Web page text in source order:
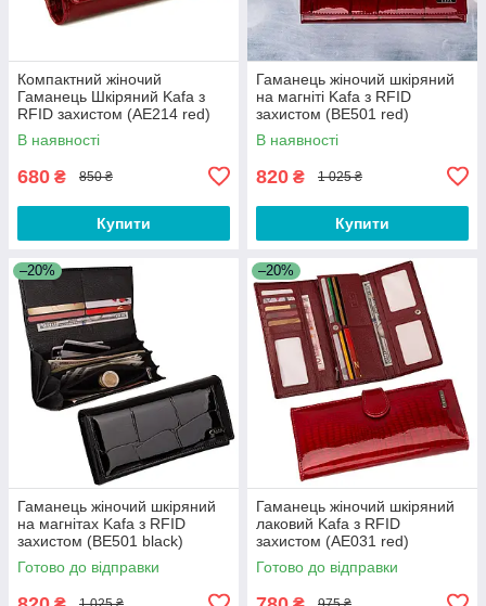
Компактний жіночий
Гаманець Шкіряний Kafa з
RFID захистом (AE214 red)
В наявності
680 ₴ 850 ₴
Купити
Гаманець жіночий шкіряний
на магніті Kafa з RFID
захистом (BE501 red)
В наявності
820 ₴ 1 025 ₴
Купити
–20%
Гаманець жіночий шкіряний
на магнітах Kafa з RFID
захистом (BE501 black)
Готово до відправки
–20%
Гаманець жіночий шкіряний
лаковий Kafa з RFID
захистом (AE031 red)
Готово до відправки